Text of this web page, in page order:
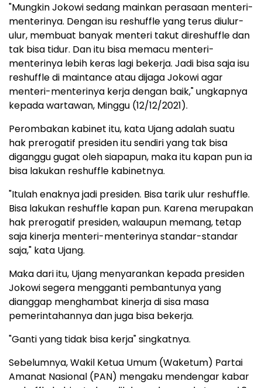
"Mungkin Jokowi sedang mainkan perasaan menteri-
menterinya. Dengan isu reshuffle yang terus diulur-
ulur, membuat banyak menteri takut direshuffle dan
tak bisa tidur. Dan itu bisa memacu menteri-
menterinya lebih keras lagi bekerja. Jadi bisa saja isu
reshuffle di maintance atau dijaga Jokowi agar
menteri-menterinya kerja dengan baik," ungkapnya
kepada wartawan, Minggu (12/12/2021).
Perombakan kabinet itu, kata Ujang adalah suatu
hak prerogatif presiden itu sendiri yang tak bisa
diganggu gugat oleh siapapun, maka itu kapan pun ia
bisa lakukan reshuffle kabinetnya.
"Itulah enaknya jadi presiden. Bisa tarik ulur reshuffle.
Bisa lakukan reshuffle kapan pun. Karena merupakan
hak prerogatif presiden, walaupun memang, tetap
saja kinerja menteri-menterinya standar-standar
saja," kata Ujang.
Maka dari itu, Ujang menyarankan kepada presiden
Jokowi segera mengganti pembantunya yang
dianggap menghambat kinerja di sisa masa
pemerintahannya dan juga bisa bekerja.
"Ganti yang tidak bisa kerja" singkatnya.
Sebelumnya, Wakil Ketua Umum (Waketum) Partai
Amanat Nasional (PAN) mengaku mendengar kabar